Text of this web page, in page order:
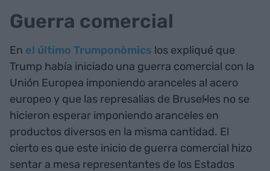
Guerra comercial
En el último Trumponòmics los expliqué que
Trump había iniciado una guerra comercial con la
Unión Europea imponiendo aranceles al acero
europeo y que las represalias de Brusel·les no se
hicieron esperar imponiendo aranceles en
productos diversos en la misma cantidad. El
cierto es que este inicio de guerra comercial hizo
sentar a mesa representantes de los Estados